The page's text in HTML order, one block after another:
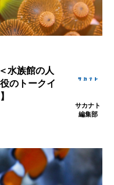
アシカ アジ
アマゴ
ゴ イクラ
水族館の人
のトークイ
サカナト
編集部